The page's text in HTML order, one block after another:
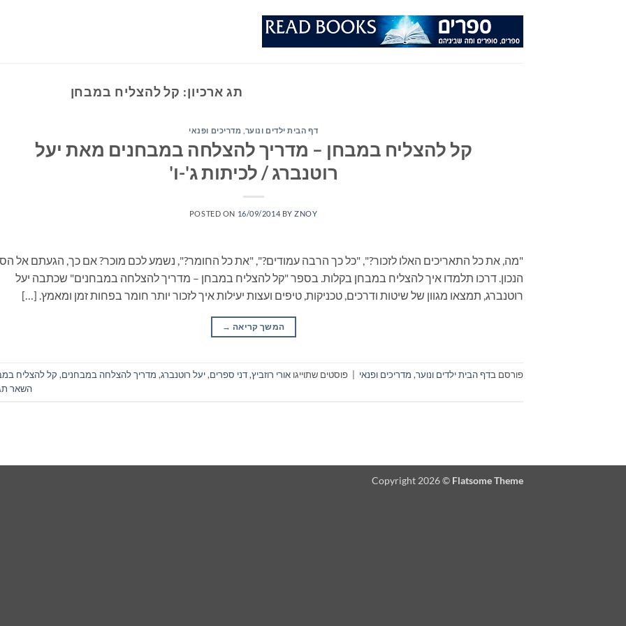
תג ארכיון: קל להצליח במבחן
דף הבית ילדים ונוער מדריכים ופנאי
קל להצליח במבחן – מדריך להצלחה במבחנים מאת יעל
רוטנברג / לכיתות ג'-ו'
POSTED ON 16/09/2014 BYZNOY
"מה, את כל התאריכים האלו לזכור?", "כל כך הרבה עמודים?", "את כל החומר?", נשמע לכם מוכר? אם כך, הגעתם אל
הנכון. דרכו תלמדו איך להצליח במבחן בקלות. בספר "קל להצליח במבחן – מדריך להצלחה במבחנים" שכתבה יעל
רוטנברג, תמצאו מגוון של שיטות ודרכים, טכניקות, טיפים ועצות יעילות איך לזכור יותר חומר בפחות זמן ומאמץ. […]
המשך קריאה →
פורסם בדף הבית ילדים ונוער, מדריכים ופנאי פוסטים שתוייגו אורי רוזביץ,דני ספרים,יעל רוטנברג, מדריך להצלחה במבחנים, קל להצליח
השאר
Copyright 2026 © Flatsome Theme